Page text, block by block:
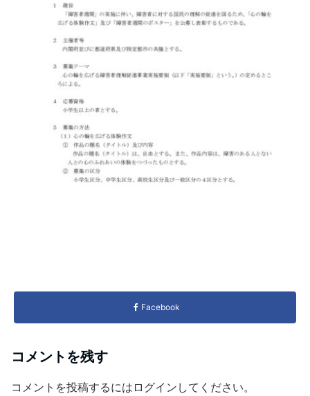
Facebook
コメントを残す
コメントを投稿するには ログイン してください。